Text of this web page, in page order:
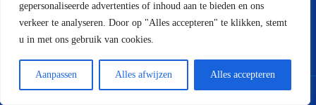
gepersonaliseerde advertenties of inhoud aan te bieden en ons
verkeer te analyseren. Door op "Alles accepteren" te klikken, stemt
u in met ons gebruik van cookies.
Aanpassen Alles afwijzen Alles accepteren
Sie finden uns auch unter
LinkedIn
2026 Live Seafood - Website von
SPIKKER